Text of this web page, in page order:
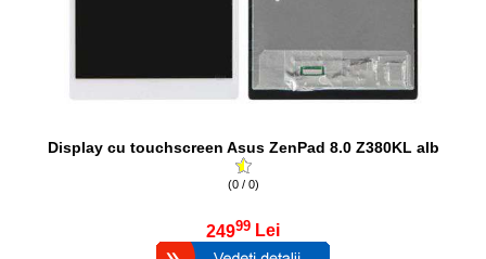
Display cu touchscreen Asus ZenPad 8.0 Z380KL alb
(0 / 0)
24999 Lei